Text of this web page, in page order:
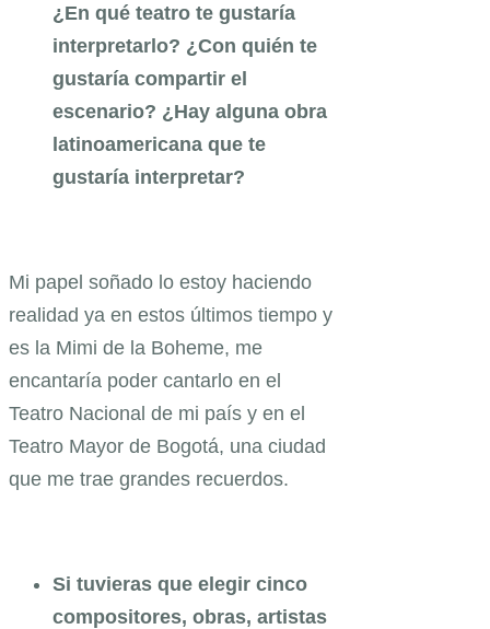
¿En qué teatro te gustaría
interpretarlo? ¿Con quién te
gustaría compartir el
escenario? ¿Hay alguna obra
latinoamericana que te
gustaría interpretar?
Mi papel soñado lo estoy haciendo
realidad ya en estos últimos tiempo y
es la Mimi de la Boheme, me
encantaría poder cantarlo en el
Teatro Nacional de mi país y en el
Teatro Mayor de Bogotá, una ciudad
que me trae grandes recuerdos.
Si tuvieras que elegir cinco
compositores, obras, artistas